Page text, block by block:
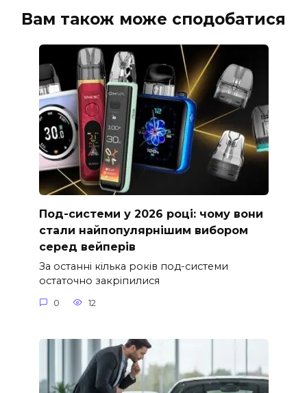
Вам також може сподобатися
Под-системи у 2026 році: чому вони
стали найпопулярнішим вибором
серед вейперів
За останні кілька років под-системи
остаточно закріпилися
0 12